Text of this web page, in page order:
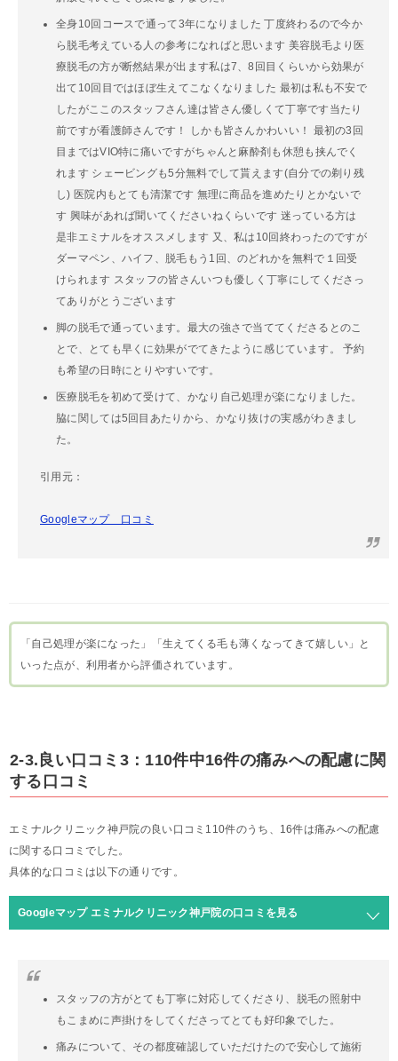
全身10回コースで通って3年になりました 丁度終わるので今か
ら脱毛考えている人の参考になればと思います 美容脱毛より医
療脱毛の方が断然結果が出ます私は7、8回目くらいから効果が
出て10回目ではほぼ生えてこなくなりました 最初は私も不安で
したがここのスタッフさん達は皆さん優しくて丁寧です当たり
前ですが看護師さんです！ しかも皆さんかわいい！ 最初の3回
目まではVIO特に痛いですがちゃんと麻酔剤も休憩も挟んでく
れます シェービングも5分無料でして貰えます(自分での剃り残
し) 医院内もとても清潔です 無理に商品を進めたりとかないで
す 興味があれば聞いてくださいねくらいです 迷っている方は
是非エミナルをオススメします 又、私は10回終わったのですが
ダーマペン、ハイフ、脱毛もう1回、のどれかを無料で１回受
けられます スタッフの皆さんいつも優しく丁寧にしてくださっ
てありがとうございます
脚の脱毛で通っています。最大の強さで当ててくださるとのこ
とで、とても早くに効果がでてきたように感じています。 予約
も希望の日時にとりやすいです。
医療脱毛を初めて受けて、かなり自己処理が楽になりました。
脇に関しては5回目あたりから、かなり抜けの実感がわきまし
た。
引用元：
Googleマップ 口コミ
「自己処理が楽になった」「生えてくる毛も薄くなってきて嬉しい」と
いった点が、利用者から評価されています。
2-3.良い口コミ3：110件中16件の痛みへの配慮に関
する口コミ
エミナルクリニック神戸院の良い口コミ110件のうち、16件は痛みへの配慮
に関する口コミでした。
具体的な口コミは以下の通りです。
Googleマップ エミナルクリニック神戸院の口コミを見る
スタッフの方がとても丁寧に対応してくださり、脱毛の照射中
もこまめに声掛けをしてくださってとても好印象でした。
痛みについて、その都度確認していただけたので安心して施術